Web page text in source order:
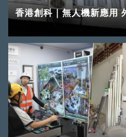
香港創科｜無人機新應用